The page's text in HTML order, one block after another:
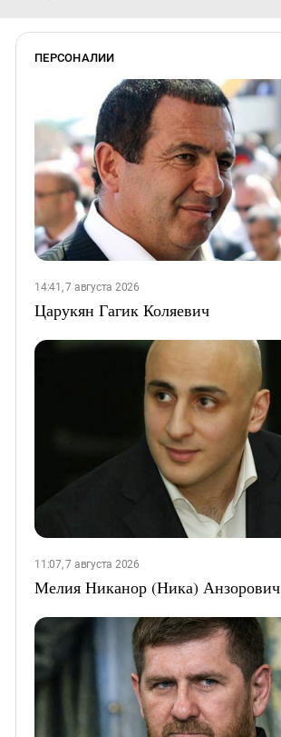
ПЕРСОНАЛИИ
14:41, 7 августа 2026
Царукян Гагик Коляевич
11:07, 7 августа 2026
Мелия Никанор (Ника) Анзорович